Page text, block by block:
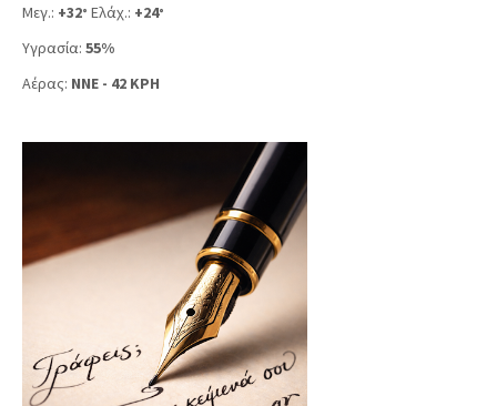
Μεγ.: +32° Ελάχ.: +24°
Υγρασία: 55%
Αέρας: NNE - 42 KPH